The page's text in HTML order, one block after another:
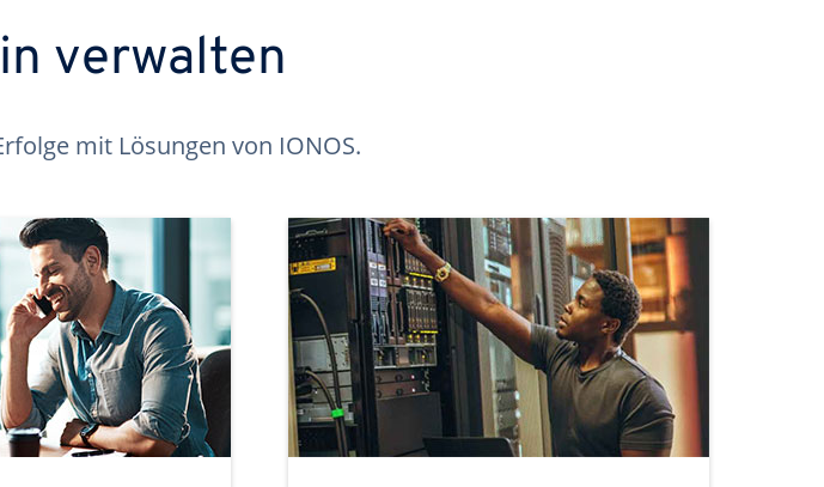
verwalten
mit Lösungen von IONOS.